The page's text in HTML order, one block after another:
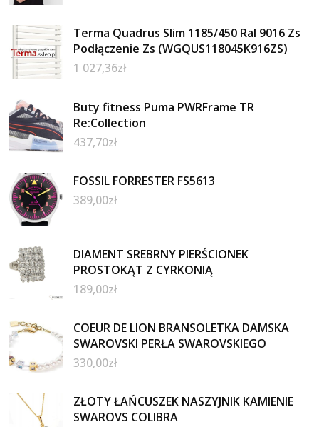
Terma Quadrus Slim 1185/450 Ral 9016 Zs
Podłączenie Zs (WGQUS118045K916ZS)
1 027,36zł
Buty fitness Puma PWRFrame TR
Re:Collection
437,70zł
FOSSIL FORRESTER FS5613
389,00zł
DIAMENT SREBRNY PIERŚCIONEK
PROSTOKĄT Z CYRKONIĄ
189,00zł
COEUR DE LION BRANSOLETKA DAMSKA
SWAROVSKI PERŁA SWAROVSKIEGO
330,00zł
ZŁOTY ŁAŃCUSZEK NASZYJNIK KAMIENIE
SWAROVS COLIBRA